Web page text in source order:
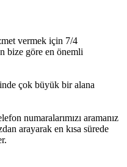
vermek için 7/4
bize göre en önemli
çok büyük bir alana
numaralarımızı aramanız
arayarak en kısa sürede